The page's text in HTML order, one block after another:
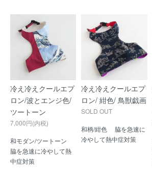
冷え冷えクールエプ
ロン/波とエンジ色/
ツートーン
7,000円(内税)
和モダン/ツートーン
脇を急速に冷やして熱
中症対策
冷え冷えクールエプ
ロン/ 紺色/ 鳥獣戯画
SOLD OUT
和柄/紺色 脇を急速に
冷やして熱中症対策